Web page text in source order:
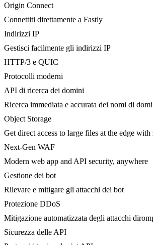
Origin Connect
Connettiti direttamente a Fastly
Indirizzi IP
Gestisci facilmente gli indirizzi IP
HTTP/3 e QUIC
Protocolli moderni
API di ricerca dei domini
Ricerca immediata e accurata dei nomi di
Object Storage
Get direct access to large files at the edge with
Next-Gen WAF
Modern web app and API security, anywhere
Gestione dei bot
Rilevare e mitigare gli attacchi dei bot
Protezione DDoS
Mitigazione automatizzata degli attacchi
Sicurezza delle API